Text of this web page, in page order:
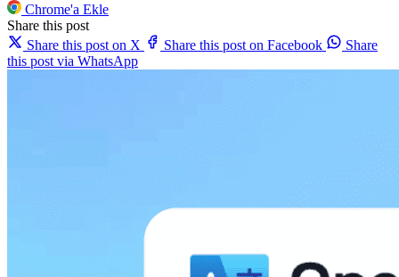
Chrome'a Ekle
Share this post
Share this post on X
Share this post on Facebook
Share
this post via WhatsApp